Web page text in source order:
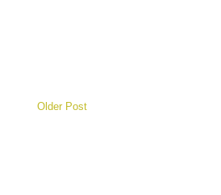
Older Post